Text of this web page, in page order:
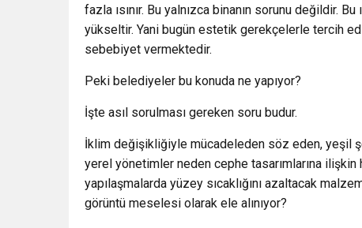
fazla ısınır. Bu yalnızca binanın sorunu değildir. Bu
yükseltir. Yani bugün estetik gerekçelerle tercih
sebebiyet vermektedir.
Peki belediyeler bu konuda ne yapıyor?
İşte asıl sorulması gereken soru budur.
İklim değişikliğiyle mücadeleden söz eden, yeşil
yerel yönetimler neden cephe tasarımlarına
yapılaşmalarda yüzey sıcaklığını azaltacak
görüntü meselesi olarak ele alınıyor?